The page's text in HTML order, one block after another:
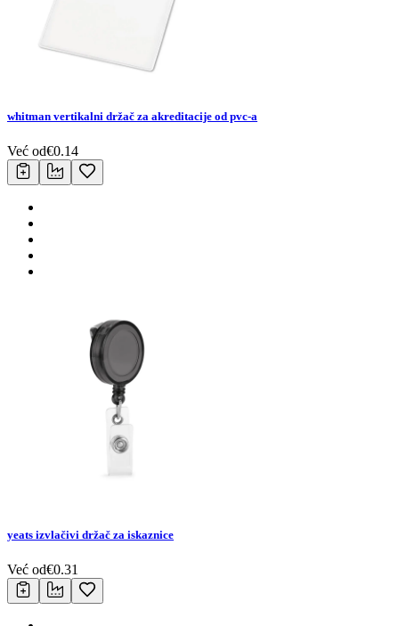
whitman vertikalni držač za akreditacije od pvc-a
Već od€0.14
yeats izvlačivi držač za iskaznice
Već od€0.31